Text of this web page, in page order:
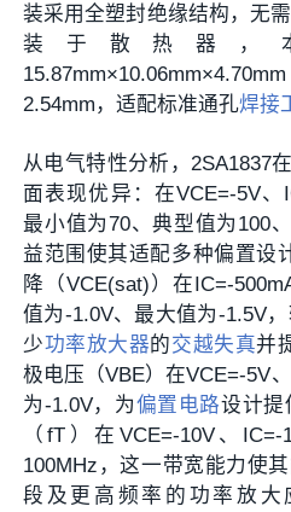
装采用全塑封绝缘结构，无
装于散热器，
15.87mm×10.06mm×4.70mm
2.54mm，适配标准通孔焊接
从电气特性分析，2SA1837在
面表现优异：在VCE=-5V、
最小值为70、典型值为100
益范围使其适配多种偏置设
降（VCE(sat)）在IC=-
值为-1.0V、最大值为-1.5V
少功率放大器的交越失真并
极电压（VBE）在VCE=-5V
为-1.0V，为偏置电路设计提
（fT）在VCE=-10V、
100MHz，这一带宽能力使
段及更高频率的功率放大